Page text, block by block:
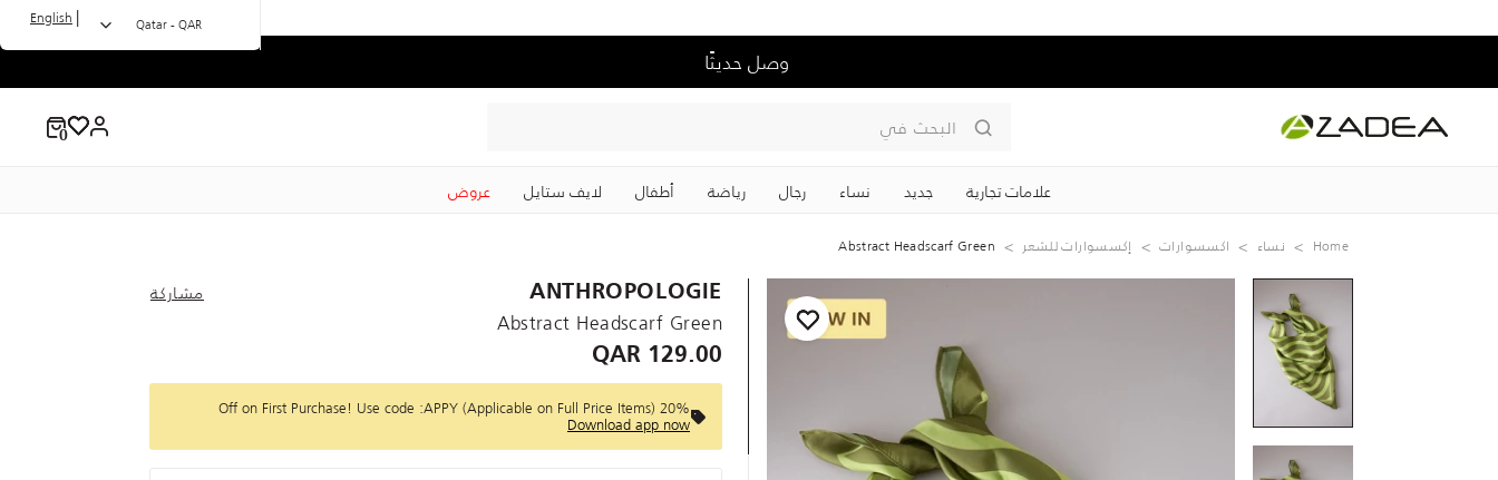
وصل حديثًا
البحث في
علامات تجارية جديد نساء رجال رياضة ‏أطفال لايف ستايل عروض
Qatar - QAR
|
English
Home نساء اكسسوارات إكسسوارات للشعر Abstract Headscarf Green
ANTHROPOLOGIE مشاركة
Abstract Headscarf Green
129.00 QAR
20% Off on First Purchase! Use code :APPY (Applicable on Full Price Items)
Download app now